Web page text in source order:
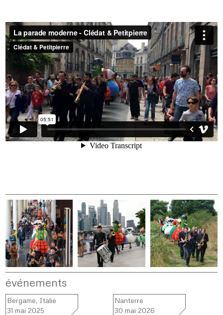
événements
Bergame, Italie
31 mai 2025
Nanterre
30 mai 2026